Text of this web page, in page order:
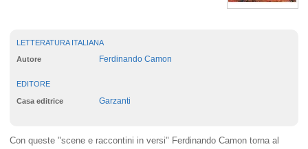
LETTERATURA ITALIANA
Autore Ferdinando Camon
EDITORE
Casa editrice Garzanti
Con queste "scene e raccontini in versi" Ferdinando Camon torna al